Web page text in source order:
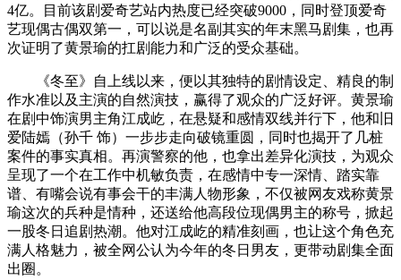
4亿。目前该剧爱奇艺站内热度已经突破9000，同时登顶爱奇
艺现偶古偶双第一，可以说是名副其实的年末黑马剧集，也再
次证明了黄景瑜的扛剧能力和广泛的受众基础。
《冬至》自上线以来，便以其独特的剧情设定、精良的制
作水准以及主演的自然演技，赢得了观众的广泛好评。黄景瑜
在剧中饰演男主角江成屹，在悬疑和感情双线并行下，他和旧
爱陆嫣（孙千 饰）一步步走向破镜重圆，同时也揭开了几桩
案件的事实真相。再演警察的他，也拿出差异化演技，为观众
呈现了一个在工作中机敏负责，在感情中专一深情、踏实靠
谱、有嘴会说有事会干的丰满人物形象，不仅被网友戏称黄景
瑜这次的兵种是情种，还送给他高段位现偶男主的称号，掀起
一股冬日追剧热潮。他对江成屹的精准刻画，也让这个角色充
满人格魅力，被全网公认为今年的冬日男友，更带动剧集全面
出圈。